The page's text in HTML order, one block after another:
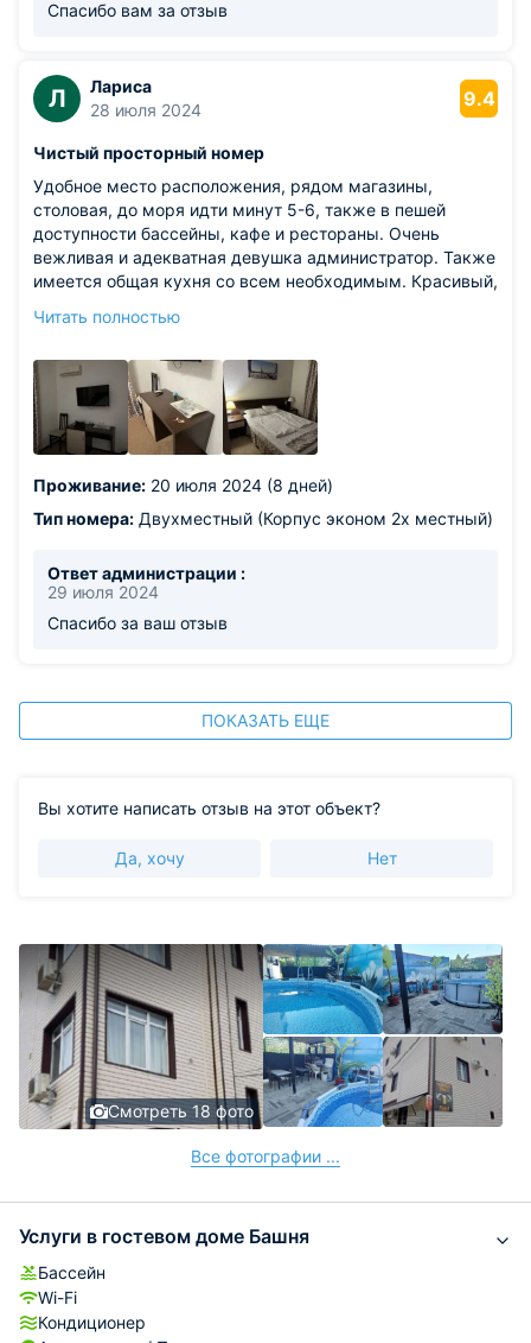
не совсем близко к набережной Адлера, но об этом мы
спокойного отдыха, то отлично подходит, если для
веселого, то нужно будет добираться в основном на
Спасибо вам за отзыв
Л
Лариса
28 июля 2024
9.4
Чистый просторный номер
Удобное место расположения, рядом магазины,
столовая, до моря идти минут 5-6, также в пешей
доступности бассейны, кафе и рестораны. Очень
вежливая и адекватная девушка администратор. Также
имеется общая кухня со всем необходимым. Красивый,
Из недостатков: не понравились только шумные
и шумели в коридоре, но к гостевому дому это не
относится, кому как повезет с соседями
Читать полностью
Проживание: 20 июля 2024 (8 дней)
Тип номера: Двухместный (Корпус эконом 2х местный)
Ответ администрации :
29 июля 2024
Спасибо за ваш отзыв
ПОКАЗАТЬ ЕЩЕ
Вы хотите написать отзыв на этот объект?
Да, хочу Нет
Смотреть 18 фото
Все фотографии ...
Услуги в гостевом доме Башня
Бассейн
Wi-Fi
Кондиционер